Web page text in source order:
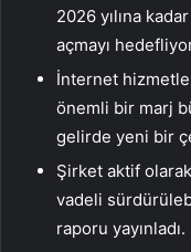
2026 yılına
açmayı
İnternet
önemli bir marj
gelirde yeni bir
Şirket aktif
vadeli
raporu yayınladı.